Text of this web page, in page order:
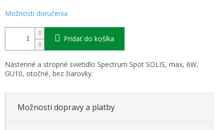
Možnosti doručenia
Pridať do košíka
Nástenné a stropné svietidlo Spectrum Spot SOLIS, max, 6W,
GU10, otočné, bez žiarovky.
Možnosti dopravy a platby